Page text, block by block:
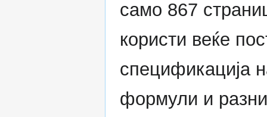
само 867
користи веќе
спецификација
формули и